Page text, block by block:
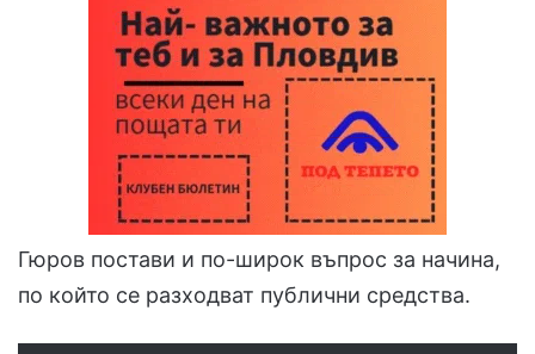
Гюров постави и по-широк въпрос за начина,
по който се разходват публични средства.